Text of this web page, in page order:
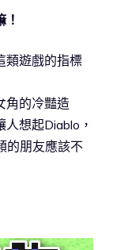
類遊戲的指標
角的冷豔造
想起Diablo，
的朋友應該不